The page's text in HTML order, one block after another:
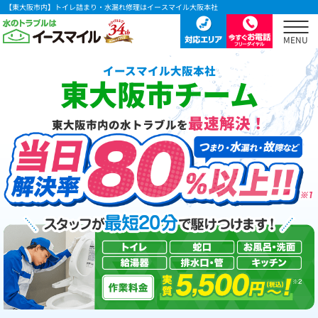
【東大阪市内】トイレ詰まり・水漏れ修理はイースマイル大阪本社
イースマイル大阪本社
東大阪市チーム
東大阪市内の水トラブルを最速解決！